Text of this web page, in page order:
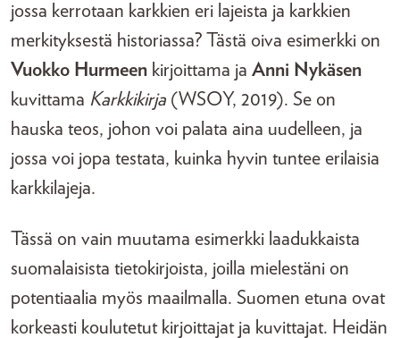
jossa kerrotaan karkkien eri lajeista ja karkkien
merkityksestä historiassa? Tästä oiva esimerkki on
Vuokko Hurmeen kirjoittama ja Anni Nykäsen
kuvittama Karkkikirja (WSOY, 2019). Se on
hauska teos, johon voi palata aina uudelleen, ja
jossa voi jopa testata, kuinka hyvin tuntee erilaisia
karkkilajeja.
Tässä on vain muutama esimerkki laadukkaista
suomalaisista tietokirjoista, joilla mielestäni on
potentiaalia myös maailmalla. Suomen etuna ovat
korkeasti koulutetut kirjoittajat ja kuvittajat. Heidän